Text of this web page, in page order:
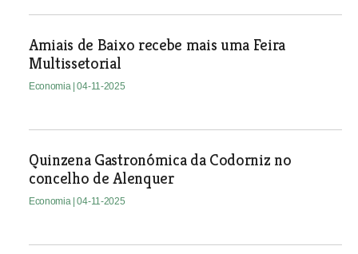
Amiais de Baixo recebe mais uma Feira
Multissetorial
Economia | 04-11-2025
Quinzena Gastronómica da Codorniz no
concelho de Alenquer
Economia | 04-11-2025